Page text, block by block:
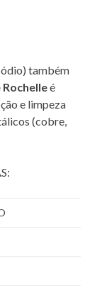
também
Rochelleé
e limpeza
(cobre,